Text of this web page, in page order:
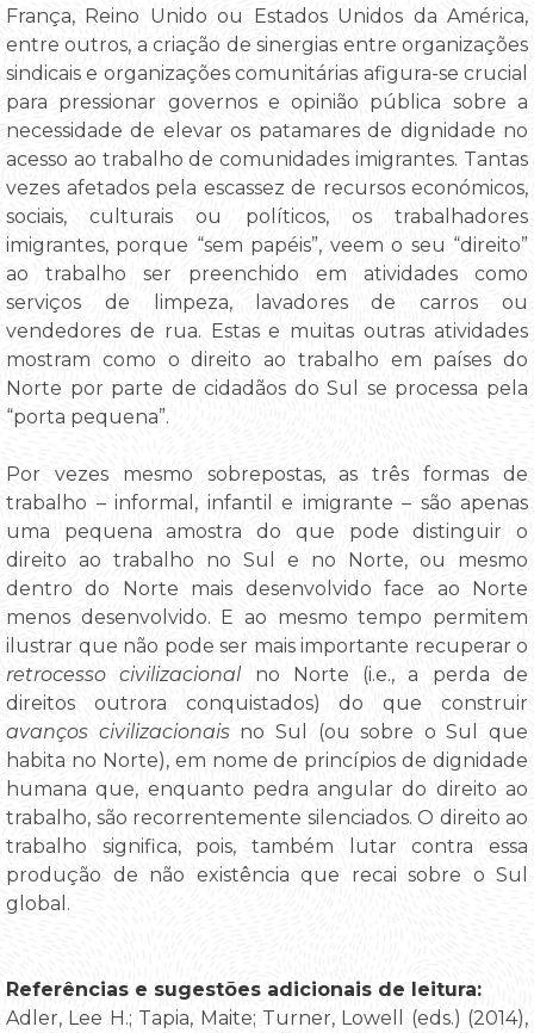
França, Reino Unido ou Estados Unidos da América,
entre outros, a criação de sinergias entre organizações
sindicais e organizações comunitárias afigura-se crucial
para pressionar governos e opinião pública sobre a
necessidade de elevar os patamares de dignidade no
acesso ao trabalho de comunidades imigrantes. Tantas
vezes afetados pela escassez de recursos económicos,
sociais, culturais ou políticos, os trabalhadores
imigrantes, porque “sem papéis”, veem o seu “direito”
ao trabalho ser preenchido em atividades como
serviços de limpeza, lavadores de carros ou
vendedores de rua. Estas e muitas outras atividades
mostram como o direito ao trabalho em países do
Norte por parte de cidadãos do Sul se processa pela
“porta pequena”.
Por vezes mesmo sobrepostas, as três formas de
trabalho – informal, infantil e imigrante – são apenas
uma pequena amostra do que pode distinguir o
direito ao trabalho no Sul e no Norte, ou mesmo
dentro do Norte mais desenvolvido face ao Norte
menos desenvolvido. E ao mesmo tempo permitem
ilustrar que não pode ser mais importante recuperar o
retrocesso civilizacionalno Norte (i.e., a perda de
direitos outrora conquistados) do que construir
avanços civilizacionaisno Sul (ou sobre o Sul que
habita no Norte), em nome de princípios de dignidade
humana que, enquanto pedra angular do direito ao
trabalho, são recorrentemente silenciados. O direito ao
trabalho significa, pois, também lutar contra essa
produção de não existência que recai sobre o Sul
global.
Referências e sugestões adicionais de leitura:
Adler, Lee H.; Tapia, Maite; Turner, Lowell (eds.) (2014),